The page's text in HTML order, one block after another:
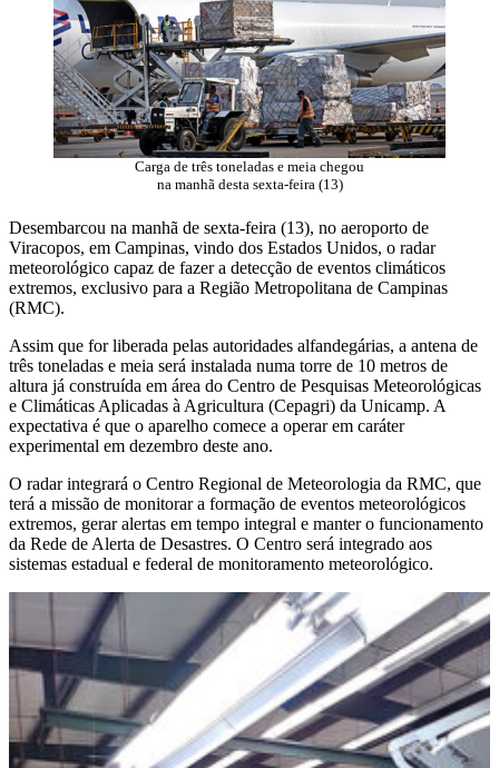
Carga de três toneladas e meia chegou
na manhã desta sexta-feira (13)
Desembarcou na manhã de sexta-feira (13), no aeroporto de
Viracopos, em Campinas, vindo dos Estados Unidos, o radar
meteorológico capaz de fazer a detecção de eventos climáticos
extremos, exclusivo para a Região Metropolitana de Campinas
(RMC).
Assim que for liberada pelas autoridades alfandegárias, a antena de
três toneladas e meia será instalada numa torre de 10 metros de
altura já construída em área do Centro de Pesquisas Meteorológicas
e Climáticas Aplicadas à Agricultura (Cepagri) da Unicamp. A
expectativa é que o aparelho comece a operar em caráter
experimental em dezembro deste ano.
O radar integrará o Centro Regional de Meteorologia da RMC, que
terá a missão de monitorar a formação de eventos meteorológicos
extremos, gerar alertas em tempo integral e manter o funcionamento
da Rede de Alerta de Desastres. O Centro será integrado aos
sistemas estadual e federal de monitoramento meteorológico.